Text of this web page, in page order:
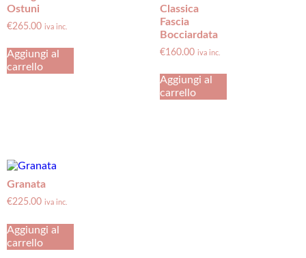
Ostuni
€265.00 iva inc.
Aggiungi al
carrello
Classica
Fascia
Bocciardata
€160.00 iva inc.
Aggiungi al
carrello
Granata
€225.00 iva inc.
Aggiungi al
carrello